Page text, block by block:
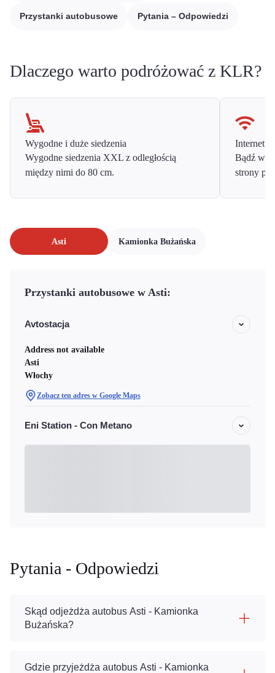
Przystanki autobusowe Pytania – Odpowiedzi
Dlaczego warto podróżować z KLR?
Wygodne i duże siedzenia
Wygodne siedzenia XXL z odległością
między nimi do 80 cm.
Internet
Bądź w
strony
Asti Kamionka Bużańska
Przystanki autobusowe w Asti:
Avtostacja
Address not available
Asti
Włochy
Zobacz ten adres w Google Maps
Eni Station - Con Metano
Pytania - Odpowiedzi
Skąd odjeżdża autobus Asti - Kamionka
Bużańska?
Gdzie przyjeżdża autobus Asti - Kamionka